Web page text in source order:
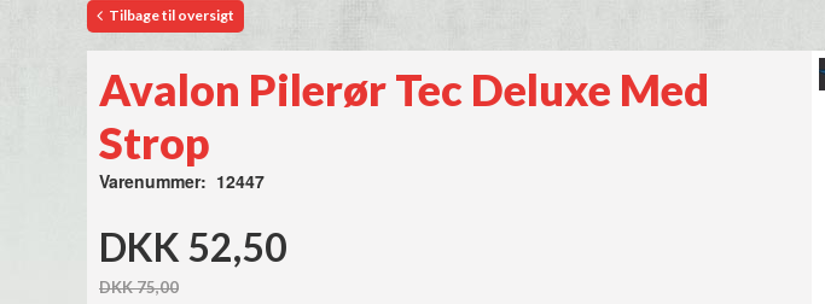
Tilbage til oversigt
Avalon Pilerør Tec Deluxe Med
Strop
Varenummer: 12447
DKK 52,50
DKK 75,00